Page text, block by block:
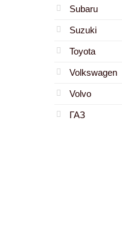
Subaru
Suzuki
Toyota
Volkswagen
Volvo
ГАЗ